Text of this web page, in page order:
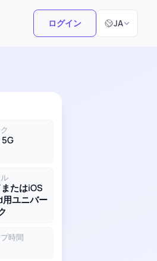
ログイン JA
言語選択
たはiOS
ユニバー
時間